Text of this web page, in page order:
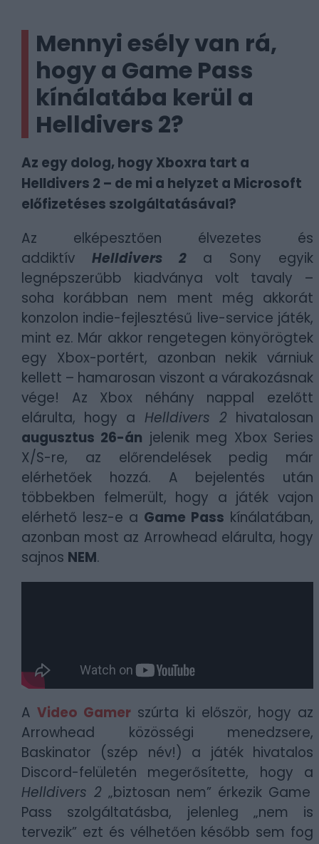
Mennyi esély van rá,
hogy a Game Pass
kínálatába kerül a
Helldivers 2?
Az egy dolog, hogy Xboxra tart a
Helldivers 2 – de mi a helyzet a Microsoft
előfizetéses szolgáltatásával?
Az elképesztően élvezetes és
addiktív Helldivers 2a Sony egyik
legnépszerűbb kiadványa volt tavaly –
soha korábban nem ment még akkorát
konzolon indie-fejlesztésű live-service játék,
mint ez. Már akkor rengetegen könyörögtek
egy Xbox-portért, azonban nekik várniuk
kellett – hamarosan viszont a várakozásnak
vége! Az Xbox néhány nappal ezelőtt
elárulta, hogy a Helldivers 2 hivatalosan
augusztus 26-án jelenik meg Xbox Series
X/S-re, az előrendelések pedig már
elérhetőek hozzá. A bejelentés után
többekben felmerült, hogy a játék vajon
elérhető lesz-e a Game Pass kínálatában,
azonban most az Arrowhead elárulta, hogy
sajnos NEM.
AVideo Gamer szúrta ki először, hogy az
Arrowhead közösségi menedzsere,
Baskinator (szép név!) a játék hivatalos
Discord-felületén megerősítette, hogy a
Helldivers 2 „biztosan nem” érkezik Game
Pass szolgáltatásba, jelenleg „nem is
tervezik” ezt és vélhetően később sem fog